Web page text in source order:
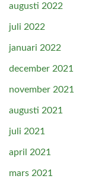
augusti 2022
juli 2022
januari 2022
december 2021
november 2021
augusti 2021
juli 2021
april 2021
mars 2021